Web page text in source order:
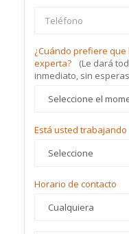
¿Cuándo prefiere
experta?
(Le dará
inmediato, sin
Está usted trabajando
Horario de contacto